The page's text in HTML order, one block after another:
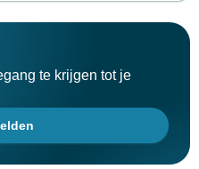
te krijgen tot je